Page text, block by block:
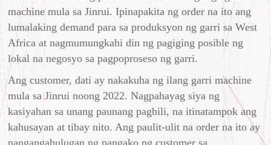
machine mula sa Jinrui. Ipinapakita ng order na ito ang
lumalaking demand para sa produksyon ng garri sa West
Africa at nagmumungkahi din ng pagiging posible ng
lokal na negosyo sa pagpoproseso ng garri.
Ang customer, dati ay nakakuha ng ilang garri machine
mula sa Jinrui noong 2022. Nagpahayag siya ng
kasiyahan sa unang paunang pagbili, na itinatampok ang
kahusayan at tibay nito. Ang paulit-ulit na order na ito ay
nangangahulugan ng pangako ng customer sa